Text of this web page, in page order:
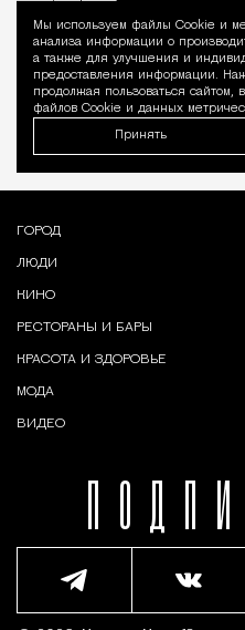
Мы используем файлы Сookie и
анализа информации о
а также для улучшения и
предоставления информации.
продолжая пользоваться сайтом,
файлов Cookie и данных
Принять
ГОРОД
ЛЮДИ
КИНО
РЕСТОРАНЫ И БАРЫ
КРАСОТА И ЗДОРОВЬЕ
МОДА
ВИДЕО